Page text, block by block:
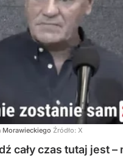
Morawieckiego Źródło: X
cały czas tutaj jest –